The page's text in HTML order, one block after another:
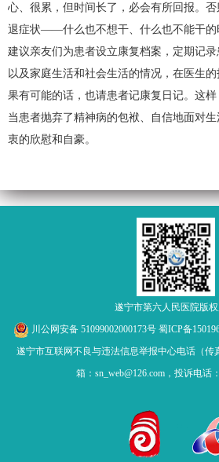
心、很累，但时间长了，必会有所回报。
退症状——什么也不想干、什么也不能干的
建议亲友们为患者设立康复档案，定期记录
以及家庭生活和社会生活的情况，在医生
果有可能的话，也请患者记康复日记。这样
当患者抛弃了精神病的包袱、自信地面对
衷的欣慰和自豪。
遂宁市第六人民医院版
川公网安备 51099002000173号 蜀ICP备
遂宁市互联网不良与违法信息举报中心电话（传
箱：sn_web@126.com，投诉电话